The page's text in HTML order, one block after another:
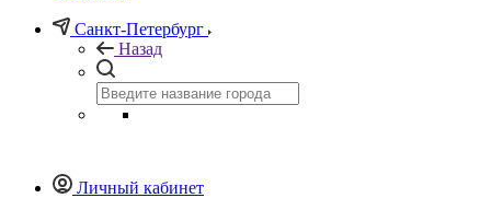
Санкт-Петербург
Назад
Личный кабинет